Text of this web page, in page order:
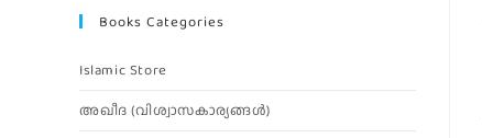
Books Categories
Islamic Store
അഖീദ (വിശ്വാസകാര്യങ്ങള്‍)